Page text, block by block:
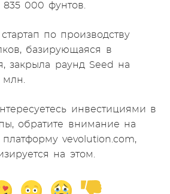
000 фунтов.
по производству
базирующаяся в
закрыла раунд Seed на
инвестициями в
обратите внимание на
vevolution.com,
на этом.